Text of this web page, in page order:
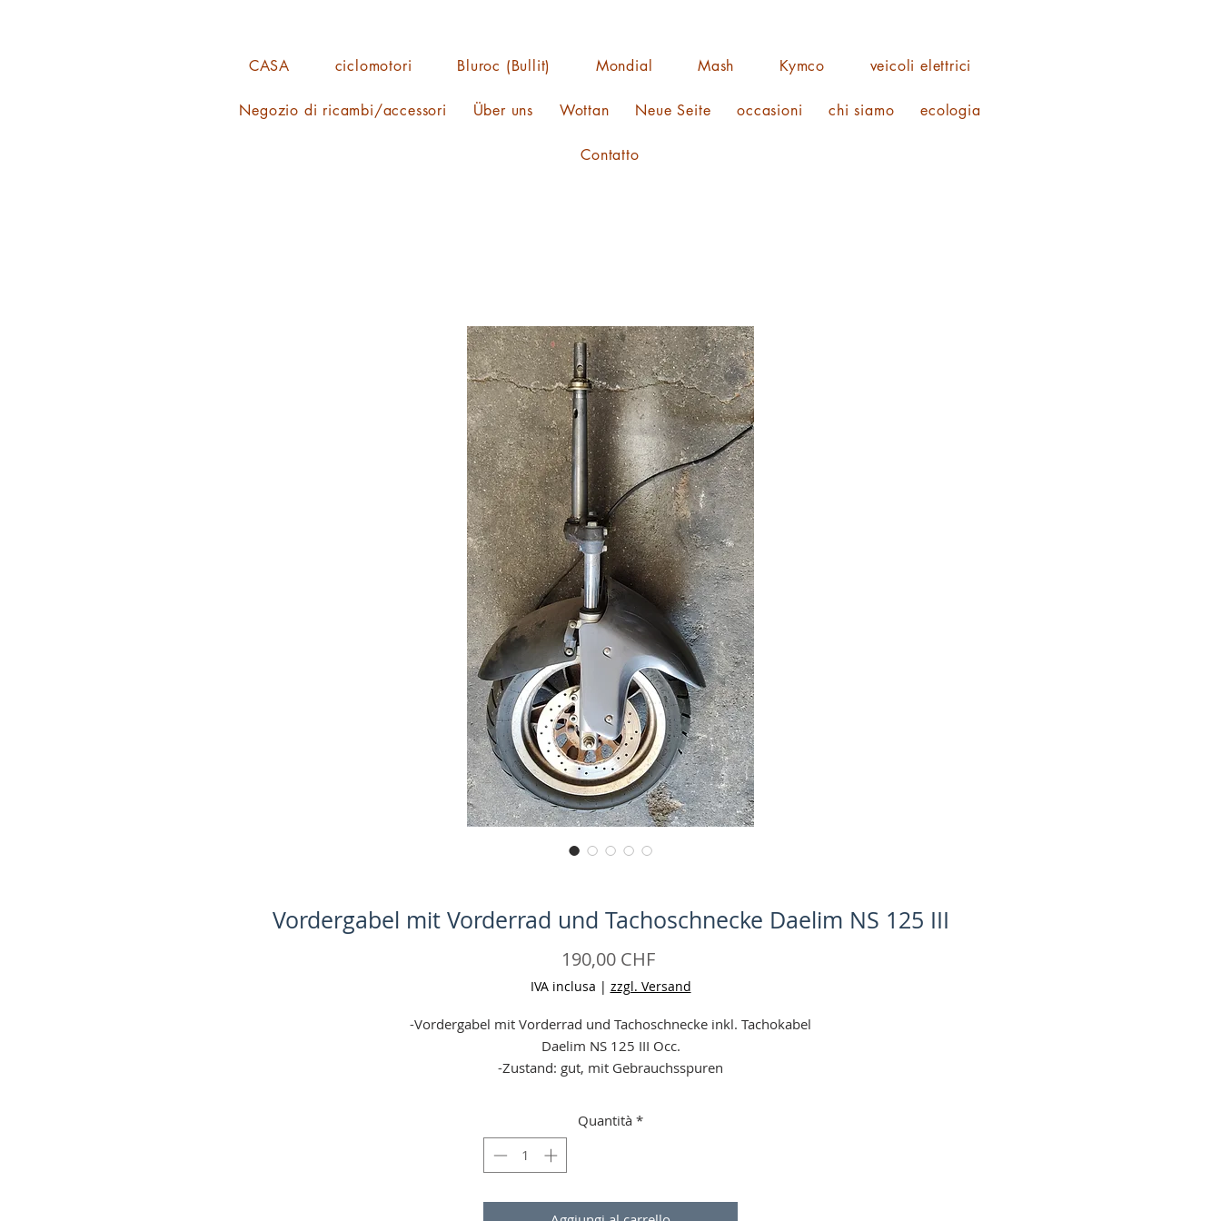
CASA ciclomotori Bluroc (Bullit) Mondial Mash Kymco veicoli elettrici
Negozio di ricambi/accessori Über uns Wottan Neue Seite occasioni chi siamo ecologia
Contatto
Vordergabel mit Vorderrad und Tachoschnecke Daelim NS 125 III
190,00 CHFPrezzo
IVA inclusa | zzgl. Versand
-Vordergabel mit Vorderrad und Tachoschnecke inkl. Tachokabel
Daelim NS 125 III Occ.
-Zustand: gut, mit Gebrauchsspuren
-Reifen Grösse: 12 Zoll
-Keine Garantie
-Angaben ohne Gewähr
Quantità *